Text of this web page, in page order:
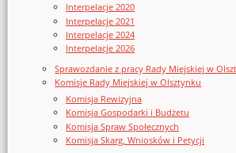
Interpelacje 2020
Interpelacje 2021
Interpelacje 2024
Interpelacje 2026
Sprawozdanie z pracy Rady Miejskiej w
Komisje Rady Miejskiej w Olsztynku
Komisja Rewizyjna
Komisja Gospodarki i Budżetu
Komisja Spraw Społecznych
Komisja Skarg, Wniosków i Petycji